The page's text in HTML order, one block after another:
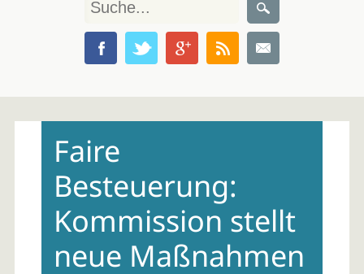
contentFaire
Besteuerung:
Kommission stellt
neue Maßnahmen